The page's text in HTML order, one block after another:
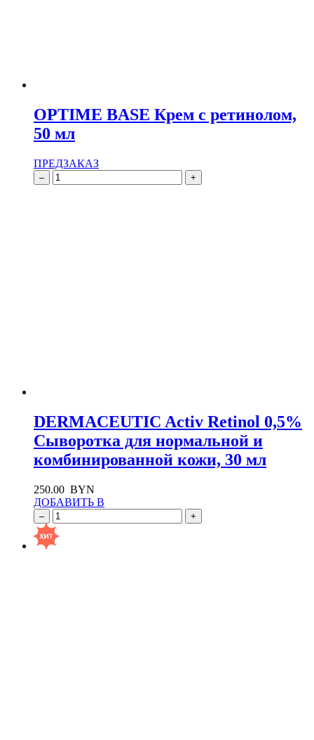
OPTIME BASE Крем с ретинолом,
50 мл
ПРЕДЗАКАЗ
– +
DERMACEUTIC Activ Retinol 0,5%
Cыворотка для нормальной и
комбинированной кожи, 30 мл
250.00 BYN
ДОБАВИТЬ В
– +